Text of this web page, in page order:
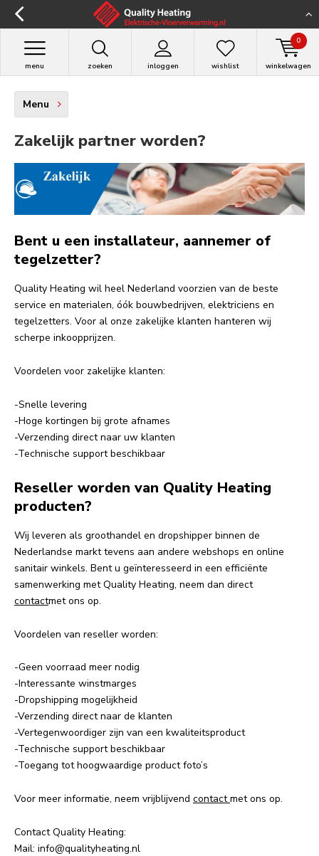
zoeken inloggen
menu wishlist winkelwagen
0
Menu
Zakelijk partner worden?
Bent u een installateur, aannemer of
tegelzetter?
Quality Heating wil heel Nederland voorzien van de beste
service en materialen, óók bouwbedrijven, elektriciens en
tegelzetters. Voor al onze zakelijke klanten hanteren wij
scherpe inkoopprijzen.
Voordelen voor zakelijke klanten:
-Snelle levering
-Hoge kortingen bij grote afnames
-Verzending direct naar uw klanten
-Technische support beschikbaar
Reseller worden van Quality Heating
producten?
Wij leveren als groothandel en dropshipper binnen de
Nederlandse markt tevens aan andere webshops en online
sanitair winkels. Bent u geïnteresseerd in een efficiënte
samenwerking met Quality Heating, neem dan direct
contactmet ons op.
Voordelen van reseller worden:
-Geen voorraad meer nodig
-Interessante winstmarges
-Dropshipping mogelijkheid
-Verzending direct naar de klanten
-Vertegenwoordiger zijn van een kwaliteitsproduct
-Technische support beschikbaar
-Toegang tot hoogwaardige product foto’s
Voor meer informatie, neem vrijblijvend contactmet ons op.
Contact Quality Heating:
Mail: info@qualityheating.nl